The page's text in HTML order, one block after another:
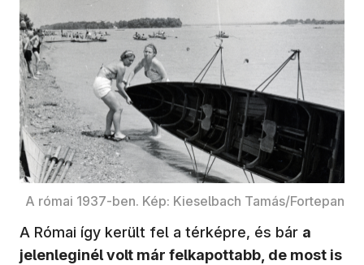
A római 1937-ben. Kép: Kieselbach Tamás/Fortepan
A Római így került fel a térképre, és bár a
jelenleginél volt már felkapottabb, de most is